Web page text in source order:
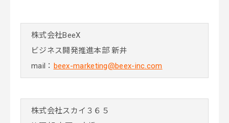
株式会社BeeX
ビジネス開発推進本部 新井
mail： beex-marketing@beex-inc.com
株式会社スカイ３６５